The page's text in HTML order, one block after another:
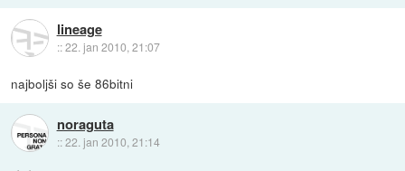
lineage
::22. jan 2010, 21:07
najboljši so še 86bitni
noraguta
::22. jan 2010, 21:14